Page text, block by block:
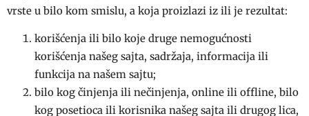
vrste u bilo kom smislu, a koja proizlazi iz ili je rezultat:
korišćenja ili bilo koje druge nemogućnosti
korišćenja našeg sajta, sadržaja, informacija ili
funkcija na našem sajtu;
bilo kog činjenja ili nečinjenja, online ili offline, bilo
kog posetioca ili korisnika našeg sajta ili drugog lica,